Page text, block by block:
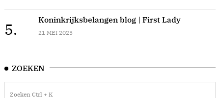
5.
Koninkrijksbelangen blog | First Lady
21 MEI 2023
ZOEKEN